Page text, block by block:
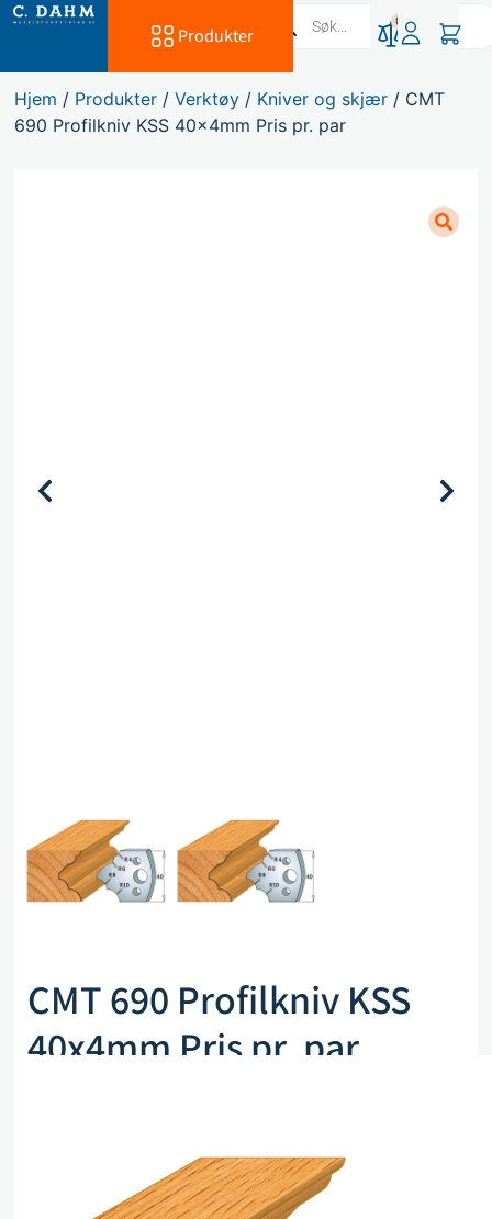
Produkter
0
Hjem / Produkter /Verktøy / Kniver og skjær / CMT
690 Profilkniv KSS 40x4mm Pris pr. par
CMT 690 Profilkniv KSS
40x4mm Pris pr. par
Legg i handlekurv